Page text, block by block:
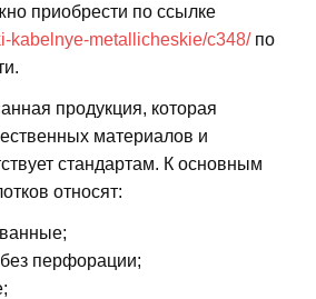
приобрести по ссылке
kabelnye-metallicheskie/c348/по
продукция, которая
материалов и
стандартам. К основным
относят:
перфорации;